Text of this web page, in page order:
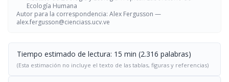
Ecología Humana
Autor para la correspondencia: Alex Fergusson —
alex.fergusson@cienciass.ucv.ve
Tiempo estimado de lectura: 15 min (2.316 palabras)
(Esta estimación no incluye el texto de las tablas, figuras y referencias)